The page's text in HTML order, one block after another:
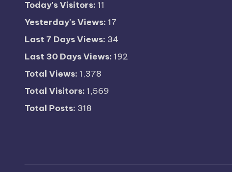
Today's Visitors: 11
Yesterday's Views: 17
Last 7 Days Views: 34
Last 30 Days Views: 192
Total Views: 1,378
Total Visitors: 1,569
Total Posts: 318